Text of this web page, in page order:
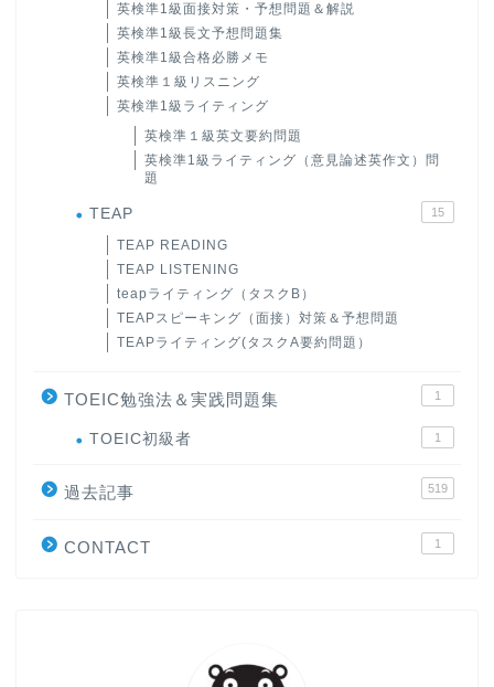
英検準1級面接対策・予想問題＆解説
英検準1級長文予想問題集
英検準1級合格必勝メモ
英検準１級リスニング
英検準1級ライティング
英検準１級英文要約問題
英検準1級ライティング（意見論述英作文）問
題
TEAP 15
TEAP READING
TEAP LISTENING
teapライティング（タスクB）
TEAPスピーキング（面接）対策＆予想問題
TEAPライティング(タスクA要約問題）
TOEIC勉強法＆実践問題集 1
TOEIC初級者 1
過去記事 519
CONTACT 1
大学入試英語対策講座